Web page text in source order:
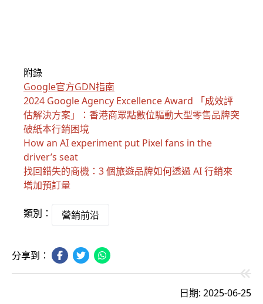
附錄
Google官方GDN指南
2024 Google Agency Excellence Award 「成效評
估解決方案」：香港商眾點數位驅動大型零售品牌突
破紙本行銷困境
How an AI experiment put Pixel fans in the
driver’s seat
找回錯失的商機：3 個旅遊品牌如何透過 AI 行銷來
增加預訂量
類別： 營銷前沿
分享到：
日期: 2025-06-25